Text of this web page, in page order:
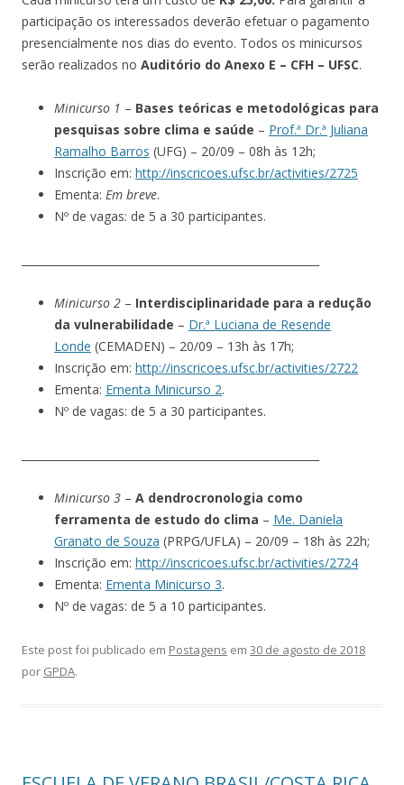
participação os interessados deverão efetuar o pagamento
presencialmente nos dias do evento. Todos os minicursos
serão realizados no Auditório do Anexo E – CFH – UFSC.
Minicurso 1 – Bases teóricas e metodológicas para
pesquisas sobre clima e saúde – Prof.ª Dr.ª Juliana
Ramalho Barros (UFG) – 20/09 – 08h às 12h;
Inscrição em: http://inscricoes.ufsc.br/activities/2725
Ementa: Em breve.
Nº de vagas: de 5 a 30 participantes.
Minicurso 2 – Interdisciplinaridade para a redução
da vulnerabilidade – Dr.ª Luciana de Resende
Londe (CEMADEN) – 20/09 – 13h às 17h;
Inscrição em: http://inscricoes.ufsc.br/activities/2722
Ementa: Ementa Minicurso 2.
Nº de vagas: de 5 a 30 participantes.
Minicurso 3 – A dendrocronologia como
ferramenta de estudo do clima – Me. Daniela
Granato de Souza (PRPG/UFLA) – 20/09 – 18h às 22h;
Inscrição em: http://inscricoes.ufsc.br/activities/2724
Ementa: Ementa Minicurso 3.
Nº de vagas: de 5 a 10 participantes.
Este post foi publicado em Postagens em 30 de agosto de 2018
por GPDA.